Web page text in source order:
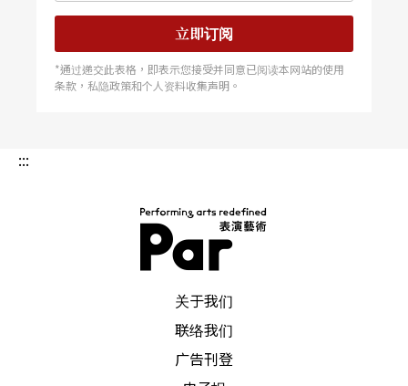
立即订阅
*通过递交此表格，即表示您接受并同意已阅读本网站的使用
条款，私隐政策和个人资料收集声明。
:::
关于我们
联络我们
广告刊登